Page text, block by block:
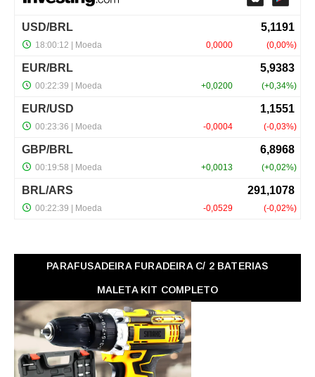
PARAFUSADEIRA FURADEIRA C/ 2 BATERIAS
MALETA KIT COMPLETO